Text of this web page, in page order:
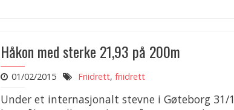
Håkon med sterke 21,93 på 200m
01/02/2015 Friidrett, friidrett
Under et internasjonalt stevne i Gøteborg 31/1